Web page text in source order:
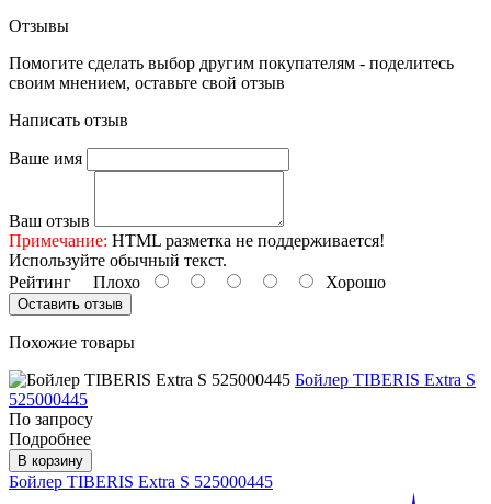
Отзывы
Помогите сделать выбор другим покупателям - поделитесь
своим мнением, оставьте свой отзыв
Написать отзыв
Ваше имя
Ваш отзыв
Примечание: HTML разметка не поддерживается!
Используйте обычный текст.
Рейтинг Плохо Хорошо
Оставить отзыв
Похожие товары
Бойлер TIBERIS Extra S
525000445
По запросу
Подробнее
В корзину
Бойлер TIBERIS Extra S 525000445